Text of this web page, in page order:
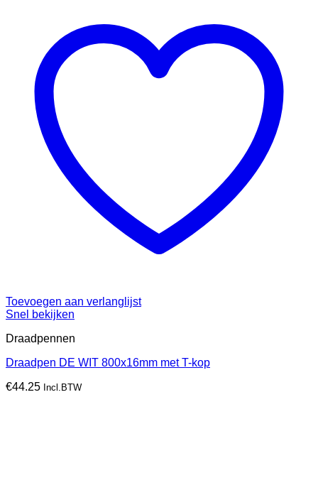
Toevoegen aan verlanglijst
Snel bekijken
Draadpennen
Draadpen DE WIT 800x16mm met T-kop
€44.25 Incl.BTW